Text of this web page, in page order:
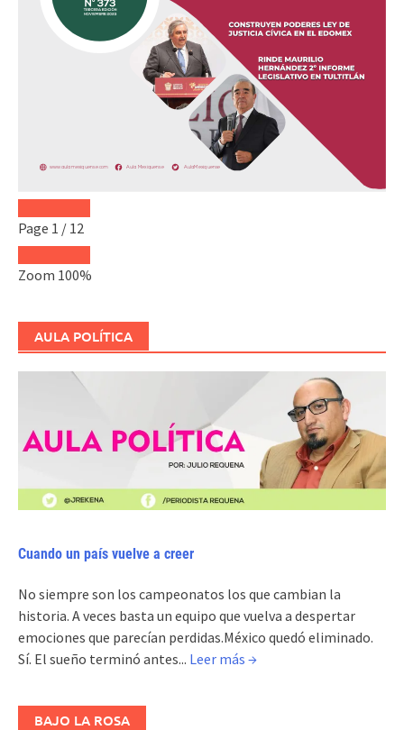
Page 1 / 12
Zoom 100%
AULA POLÍTICA
Cuando un país vuelve a creer
No siempre son los campeonatos los que cambian la
historia. A veces basta un equipo que vuelva a despertar
emociones que parecían perdidas.México quedó eliminado.
Sí. El sueño terminó antes... Leer más →
BAJO LA ROSA